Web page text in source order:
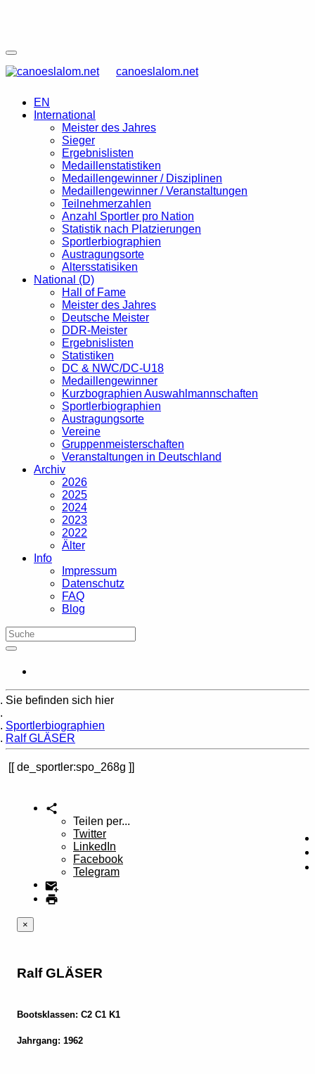
canoeslalom.net
EN
International
Meister des Jahres
Sieger
Ergebnislisten
Medaillenstatistiken
Medaillengewinner / Disziplinen
Medaillengewinner / Veranstaltungen
Teilnehmerzahlen
Anzahl Sportler pro Nation
Statistik nach Platzierungen
Sportlerbiographien
Austragungsorte
Altersstatisiken
National (D)
Hall of Fame
Meister des Jahres
Deutsche Meister
DDR-Meister
Ergebnislisten
Statistiken
DC & NWC/DC-U18
Medaillengewinner
Kurzbographien Auswahlmannschaften
Sportlerbiographien
Austragungsorte
Vereine
Gruppenmeisterschaften
Veranstaltungen in Deutschland
Archiv
2026
2025
2024
2023
2022
Älter
Info
Impressum
Datenschutz
FAQ
Blog
Sie befinden sich hier
Sportlerbiographien
Ralf GLÄSER
de_sportler:spo_268g
Teilen per...
Twitter
LinkedIn
Facebook
Telegram
×
Ralf GLÄSER
Bootsklassen: C2 C1 K1
Jahrgang: 1962